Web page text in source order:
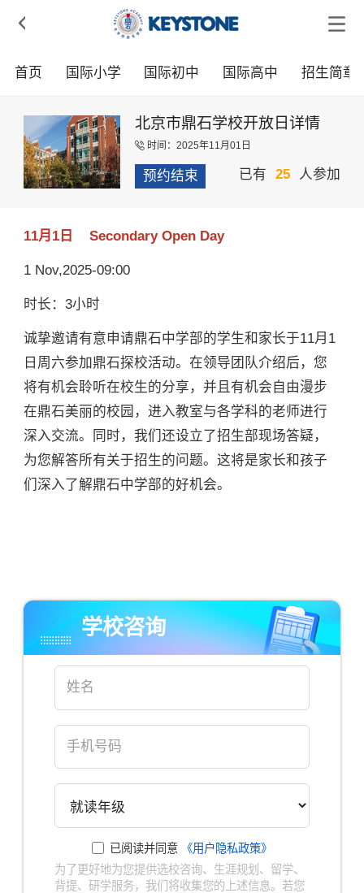

首页 国际小学 国际初中 国际高中 招生简章
北京市鼎石学校开放日详情
 时间：2025年11月01日
已有 25 人参加
预约结束
11月1日 Secondary Open Day
1 Nov,2025-09:00
时长：3小时
诚挚邀请有意申请鼎石中学部的学生和家长于11月1
日周六参加鼎石探校活动。在领导团队介绍后，您
将有机会聆听在校生的分享，并且有机会自由漫步
在鼎石美丽的校园，进入教室与各学科的老师进行
深入交流。同时，我们还设立了招生部现场答疑，
为您解答所有关于招生的问题。这将是家长和孩子
们深入了解鼎石中学部的好机会。
学校咨询
已阅读并同意
《用户隐私政策》
为了更好地为您提供选校咨询、生涯规划、留学、
背提、研学服务，我们将收集您的上述信息。若您